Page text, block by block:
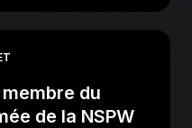
du
de la NSPW